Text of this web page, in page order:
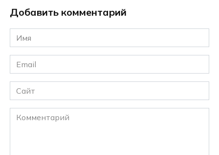
Добавить комментарий
Имя
*
Email
*
Сайт
Комментарий